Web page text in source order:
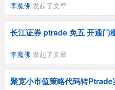
李魔佛 发起了文章
长江证券 ptrade 免五 开通门
李魔佛 发起了文章
聚宽小市值策略代码转Ptrade